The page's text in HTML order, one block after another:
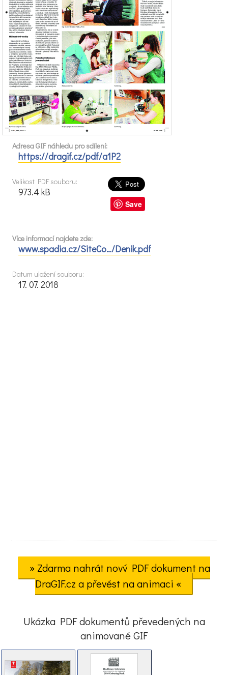
Adresa GIF náhledu pro sdílení:
https://dragif.cz/pdf/a1P2
Save
Velikost PDF souboru:
973.4 kB
Více informací najdete zde:
www.spadia.cz/SiteCo…/Denik.pdf
Datum uložení souboru:
17. 07. 2018
» Zdarma nahrát nový PDF dokument na
DraGIF.cz a převést na animaci «
Ukázka PDF dokumentů převedených na
animované GIF